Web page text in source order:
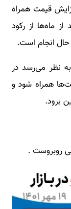
قیمت همراه
ماه‌ها از رکود
حال انجام است.
نظر می‌رسد در
همراه شود و
برود.
روبروست .